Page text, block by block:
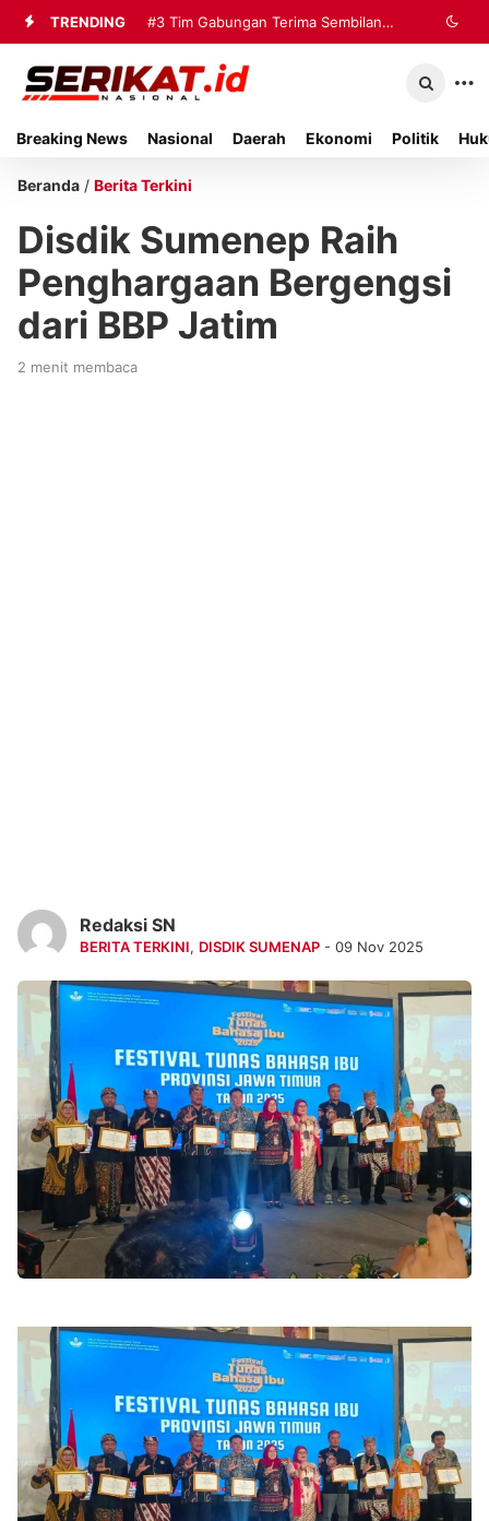
TRENDING #3 Tim Gabungan Terima Sembilan
Korban Evakuasi KM Mutiara Sentosa
Breaking News Nasional Daerah Ekonomi Politik
Beranda / Berita Terkini
Disdik Sumenep Raih
Penghargaan Bergengsi
dari BBP Jatim
2 menit membaca
Redaksi SN
BERITA TERKINI, DISDIK SUMENAP - 09 Nov 2025